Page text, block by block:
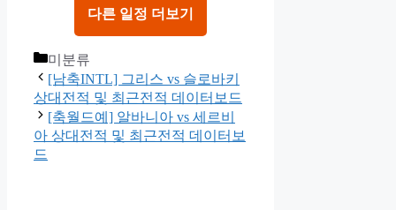
다른 일정 더보기
Categories
미분류
[남축INTL] 그리스 vs 슬로바키
상대전적 및 최근전적 데이터보드
[축월드예] 알바니아 vs 세르비
아 상대전적 및 최근전적 데이터보
드